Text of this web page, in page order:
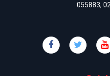
055883,